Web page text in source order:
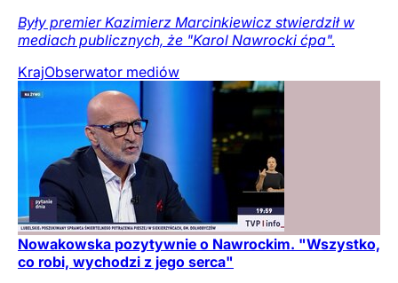
Były premier Kazimierz Marcinkiewicz stwierdził w
mediach publicznych, że "Karol Nawrocki ćpa".
KrajObserwator mediów
Nowakowska pozytywnie o Nawrockim. "Wszystko,
co robi, wychodzi z jego serca"